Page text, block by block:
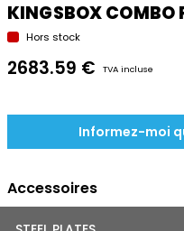
KINGSBOX COMBO
Hors stock
2683.59 € TVA incluse
Informez-moi
Accessoires